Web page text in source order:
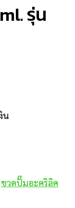
รุ่น
ขวดปั๊มอะคริลิค